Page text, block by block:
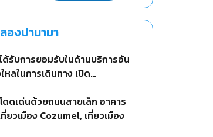
องปานามา
รับการยอมรับในด้านบริการอัน
ลในการเดินทาง เปิด
ก พร้อมเที่ยวเม็กซิโก เบลีซ
ดดเด่นด้วยถนนสายเล็ก อาคาร
วเมือง Cozumel, เที่ยวเมือง